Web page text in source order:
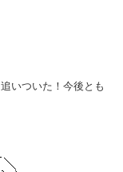
いついた！今後とも